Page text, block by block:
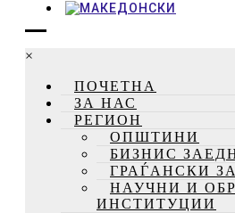
×
ПОЧЕТНА
ЗА НАС
РЕГИОН
ОПШТИНИ
БИЗНИС
ГРАЃАНСКИ
НАУЧНИ И
ИНСТИТУЦИИ